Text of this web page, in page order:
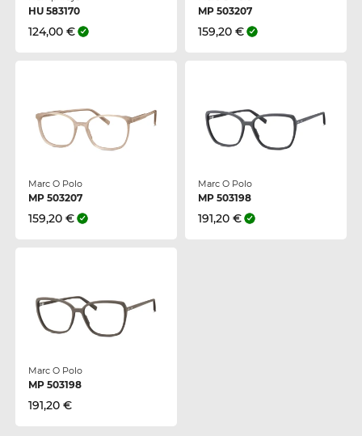
HU 583170
124,00 €
MP 503207
159,20 €
Marc O Polo
MP 503207
159,20 €
Marc O Polo
MP 503198
191,20 €
Marc O Polo
MP 503198
191,20 €